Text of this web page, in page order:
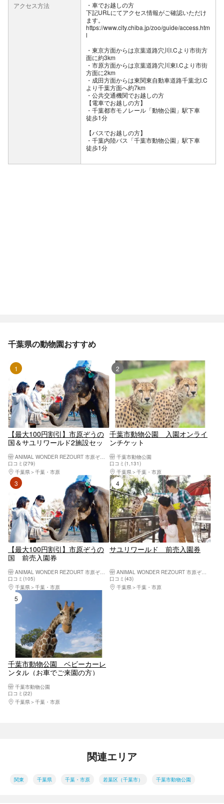
アクセス方法
車でお越しの方
下記URLにてアクセス情報がご確認いただけ
ます。
https://www.city.chiba.jp/zoo/guide/access.htm
l
・東京方面からは京葉道路穴川I.Cより市街方
面に約3km
・市原方面からは京葉道路穴川東I.Cより市街
方面に2km
・成田方面からは東関東自動車道路千葉北I.C
より千葉方面へ約7km
公共交通機関でお越しの方
【電車でお越しの方】
・千葉都市モノレール「動物公園」駅下車
徒歩1分
【バスでお越しの方】
・千葉内陸バス「千葉市動物公園」駅下車
徒歩1分
千葉県の動物園おすすめ
【最大100円割引】市原ぞうの
国＆サユリワールド2施設セッ
ANIMAL WONDER REZOURT 市原ぞうの国・サユリワールド
口コミ(279)
千葉県
千葉・市原
2位
千葉市動物公園 入園オンライ
ンチケット
千葉市動物公園
口コミ(1,131)
千葉県
千葉・市原
【最大100円割引】市原ぞうの
国 前売入園券
口コミ(105)
千葉県
千葉・市原
4位
サユリワールド 前売入園券
口コミ(43)
千葉県
千葉・市原
千葉市動物公園 ベビーカーレ
ンタル（お車でご来園の方）
千葉市動物公園
口コミ(22)
千葉県
千葉・市原
関連エリア
関東 千葉県 千葉・市原 若葉区（千葉市） 千葉市動物公園